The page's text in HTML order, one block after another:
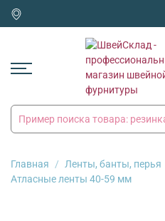
Главная Ленты, банты, перья
Атласные ленты 40-59 мм